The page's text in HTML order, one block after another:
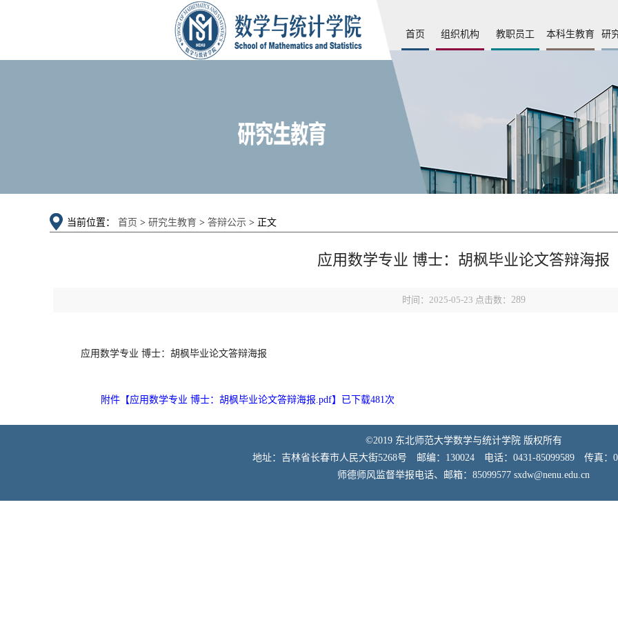
首页 组织机构 教职员工 本科生教育 研
当前位置： 首页 > 研究生教育 > 答辩公示 > 正文
应用数学专业 博士：胡枫毕业论文答辩海报
时间：2025-05-23 点击数： 289
应用数学专业 博士：胡枫毕业论文答辩海报
附件【应用数学专业 博士：胡枫毕业论文答辩海报.pdf】已下载481次
©2019 东北师范大学数学与统计学院 版权所有
地址：吉林省长春市人民大街5268号 邮编：130024 电话：0431-85099589 传真：
师德师风监督举报电话、邮箱：85099577 sxdw@nenu.edu.cn